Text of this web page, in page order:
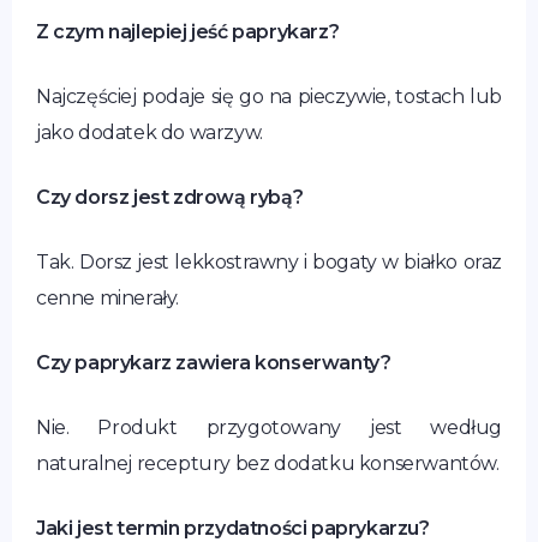
Z czym najlepiej jeść paprykarz?
Najczęściej podaje się go na pieczywie, tostach lub
jako dodatek do warzyw.
Czy dorsz jest zdrową rybą?
Tak. Dorsz jest lekkostrawny i bogaty w białko oraz
cenne minerały.
Czy paprykarz zawiera konserwanty?
Nie. Produkt przygotowany jest według
naturalnej receptury bez dodatku konserwantów.
Jaki jest termin przydatności paprykarzu?